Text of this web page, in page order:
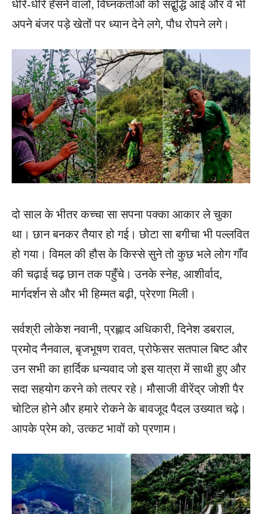
धीरे-धीरे हँसने वालों, विघ्नकर्ताओं को सद्बुद्धि आई और वे भी
अपने बंजर पड़े खेतों पर ध्यान देने लगे, पौध रोपने लगे।
दो साल के भीतर कच्चा सा सपना पक्का आकार ले चुका
था। छान बनकर तैयार हो गई। छोटा सा बगीचा भी पल्लवित
हो गया। विमल की हौस के किस्से सुने तो कुछ भले लोग गाँव
की चढ़ाई चढ़ छान तक पहुँचे। उनके स्नेह, आशीर्वाद,
मार्गदर्शन से और भी हिम्मत बढ़ी, प्रेरणा मिली।
सर्वश्री लोकेश नवानी, प्रह्लाद अधिकारी, दिनेश डबराल,
प्रमोद नैनवाल, बृजभूषण रावत, प्रोफेसर सतपाल बिष्ट और
उन सभी का हार्दिक धन्यवाद जो इस यात्रा में साथी हुए और
सदा सहयोग करने को तत्पर रहे। मौसाजी वीरेंद्र जोशी पैर
चोटिल होने और हमारे रोकने के बावजूद पैदल उख्यात चढ़े।
आपके प्रेम को, उत्कट भावों को प्रणाम।